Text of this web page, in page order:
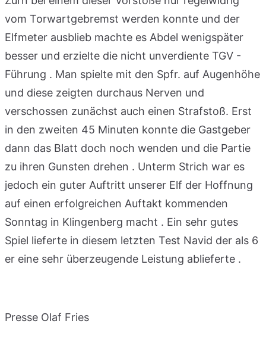
vom Torwartgebremst werden konnte und der
Elfmeter ausblieb machte es Abdel wenigspäter
besser und erzielte die nicht unverdiente TGV -
Führung . Man spielte mit den Spfr. auf Augenhöhe
und diese zeigten durchaus Nerven und
verschossen zunächst auch einen Strafstoß. Erst
in den zweiten 45 Minuten konnte die Gastgeber
dann das Blatt doch noch wenden und die Partie
zu ihren Gunsten drehen . Unterm Strich war es
jedoch ein guter Auftritt unserer Elf der Hoffnung
auf einen erfolgreichen Auftakt kommenden
Sonntag in Klingenberg macht . Ein sehr gutes
Spiel lieferte in diesem letzten Test Navid der als 6
er eine sehr überzeugende Leistung ablieferte .
Presse Olaf Fries